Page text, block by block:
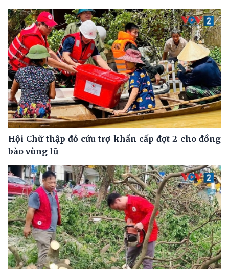
Hội Chữ thập đỏ cứu trợ khẩn cấp đợt 2 cho đồng
bào vùng lũ